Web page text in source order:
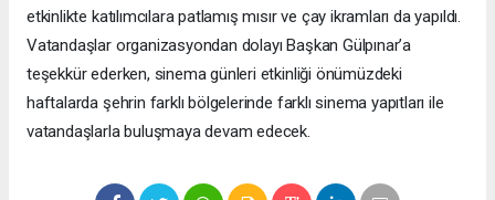
etkinlikte katılımcılara patlamış mısır ve çay ikramları da yapıldı.
Vatandaşlar organizasyondan dolayı Başkan Gülpınar’a
teşekkür ederken, sinema günleri etkinliği önümüzdeki
haftalarda şehrin farklı bölgelerinde farklı sinema yapıtları ile
vatandaşlarla buluşmaya devam edecek.